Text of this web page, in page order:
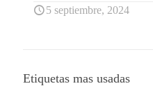
5 septiembre, 2024
Etiquetas mas usadas